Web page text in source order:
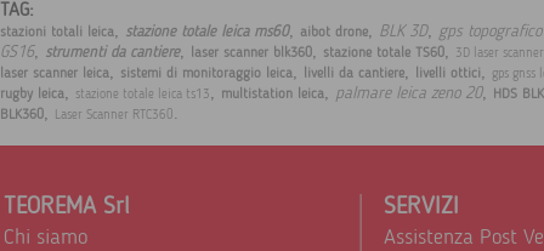
TAG:
stazioni totali leica, stazione totale leica ms60, aibot drone, BLK 3D, gps
GS16, strumenti da cantiere, laser scanner blk360, stazione totale TS60, 3D laser
laser scanner leica, sistemi di monitoraggio leica, livelli da cantiere, livelli ottici, gps gnss
rugby leica, stazione totale leica ts13, multistation leica, palmare leica zeno 20,
HDS
BLK360, Laser Scanner RTC360.
TEOREMA Srl
Chi siamo
SERVIZI
Assistenza Post